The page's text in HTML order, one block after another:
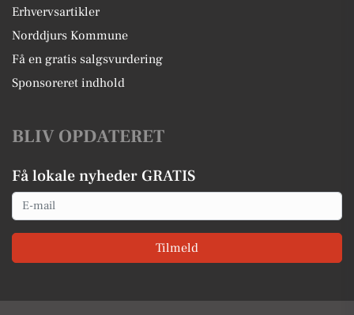
Erhvervsartikler
Norddjurs Kommune
Få en gratis salgsvurdering
Sponsoreret indhold
BLIV OPDATERET
Få lokale nyheder GRATIS
Email
Tilmeld